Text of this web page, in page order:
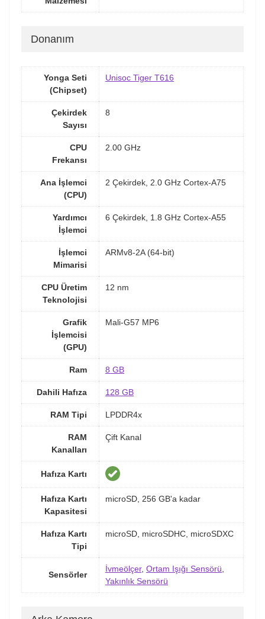
Donanım
Yonga Seti
(Chipset)
Unisoc Tiger T616
Çekirdek
Sayısı
8
CPU
Frekansı
2.00 GHz
Ana İşlemci
(CPU)
2 Çekirdek, 2.0 GHz Cortex-A75
Yardımcı
İşlemci
6 Çekirdek, 1.8 GHz Cortex-A55
İşlemci
Mimarisi
ARMv8-2A (64-bit)
CPU Üretim
Teknolojisi
12 nm
Grafik
İşlemcisi
(GPU)
Mali-G57 MP6
Ram 8 GB
Dahili Hafıza 128 GB
RAM Tipi LPDDR4x
RAM
Kanalları
Çift Kanal
Hafıza Kartı
Hafıza Kartı
Kapasitesi
microSD, 256 GB'a kadar
Hafıza Kartı
Tipi
microSD, microSDHC, microSDXC
Sensörler
İvmeölçer, Ortam Işığı Sensörü
Yakınlık Sensörü